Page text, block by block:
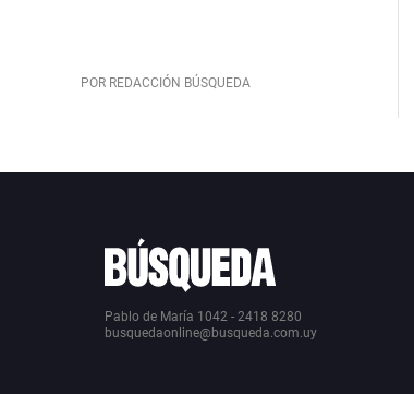
POR REDACCIÓN BÚSQUEDA
Pablo de María 1042 - 2418 8280
busquedaonline@busqueda.com.uy